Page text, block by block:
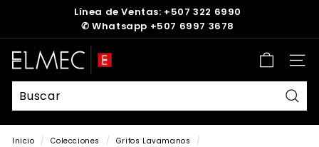
diapositivas
pausa
Línea de Ventas: +507 322 6990
✆ Whatsapp +507 6997 3678
E
L
M
E
C
Inicio / Colecciones / Grifos Lavamanos /